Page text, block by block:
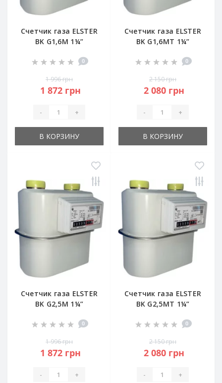
Счетчик газа ELSTER
BK G1,6M 1¼”
0
1 996 грн
1 872 грн
- +
В КОРЗИНУ
Счетчик газа ELSTER
BK G1,6MT 1¼”
0
2 150 грн
2 080 грн
- +
В КОРЗИНУ
Счетчик газа ELSTER
BK G2,5M 1¼”
0
1 996 грн
1 872 грн
- +
Счетчик газа ELSTER
BK G2,5MT 1¼”
0
2 150 грн
2 080 грн
- +